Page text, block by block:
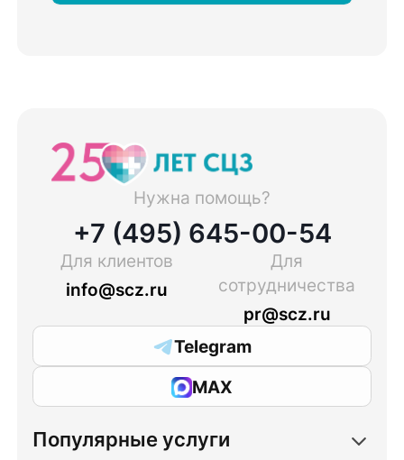
Нужна помощь?
+7 (495) 645-00-54
Для клиентов
info@scz.ru
Для
сотрудничества
pr@scz.ru
Telegram
MAX
Популярные услуги